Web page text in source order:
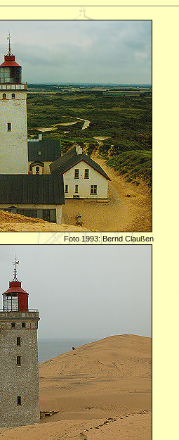
Foto 1993: Bernd Claußen